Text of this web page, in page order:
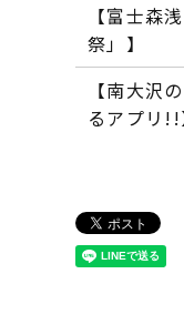
【富士森
祭」】
【南大沢
るアプリ!!